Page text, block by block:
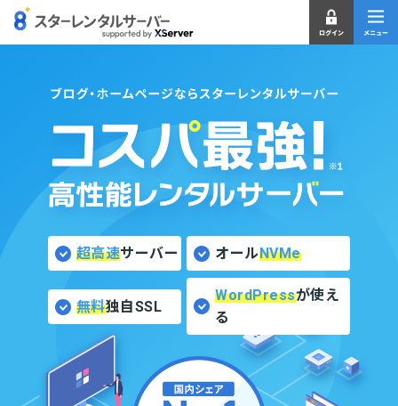
超高速サーバー オールNVMe
無料独自SSL
WordPressが使え
る